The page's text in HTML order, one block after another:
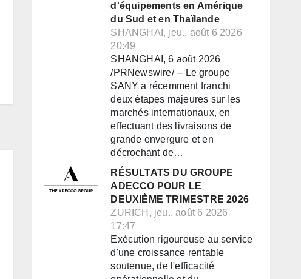
d'équipements en Amérique
du Sud et en Thaïlande
SHANGHAI, jeu., août 6 2026
20:49
SHANGHAI, 6 août 2026
/PRNewswire/ -- Le groupe
SANY a récemment franchi
deux étapes majeures sur les
marchés internationaux, en
effectuant des livraisons de
grande envergure et en
décrochant de…
RÉSULTATS DU GROUPE
ADECCO POUR LE
DEUXIÈME TRIMESTRE 2026
ZURICH, jeu., août 6 2026
17:47
Exécution rigoureuse au service
d'une croissance rentable
soutenue, de l'efficacité